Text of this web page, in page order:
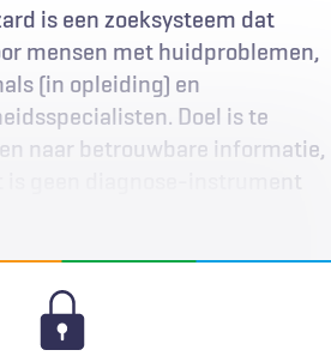
is een zoeksysteem dat
mensen met huidproblemen,
(in opleiding) en
Doel is te
naar betrouwbare informatie,
is geen diagnose-instrument